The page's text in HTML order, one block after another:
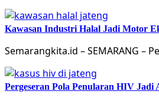
Kawasan Industri Halal Jadi Motor
Semarangkita.id – SEMARANG –
Pergeseran Pola Penularan HIV